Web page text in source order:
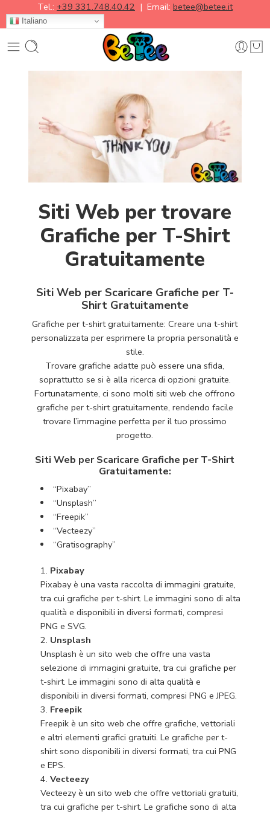
Tel.: +39 331.748.40.42 | Email: betee@betee.it
Italiano
Siti Web per trovare
Grafiche per T-Shirt
Gratuitamente
Siti Web per Scaricare Grafiche per T-
Shirt Gratuitamente
Grafiche per t-shirt gratuitamente: Creare una t-shirt
personalizzata per esprimere la propria personalità e
stile.
Trovare grafiche adatte può essere una sfida,
soprattutto se si è alla ricerca di opzioni gratuite.
Fortunatamente, ci sono molti siti web che offrono
grafiche per t-shirt gratuitamente, rendendo facile
trovare l’immagine perfetta per il tuo prossimo
progetto.
Siti Web per Scaricare Grafiche per T-Shirt
Gratuitamente:
“Pixabay”
“Unsplash”
“Freepik”
“Vecteezy”
“Gratisography”
Pixabay
Pixabay è una vasta raccolta di immagini gratuite,
tra cui grafiche per t-shirt. Le immagini sono di alta
qualità e disponibili in diversi formati, compresi
PNG e SVG.
Unsplash
Unsplash è un sito web che offre una vasta
selezione di immagini gratuite, tra cui grafiche per
t-shirt. Le immagini sono di alta qualità e
disponibili in diversi formati, compresi PNG e JPEG.
Freepik
Freepik è un sito web che offre grafiche, vettoriali
e altri elementi grafici gratuiti. Le grafiche per t-
shirt sono disponibili in diversi formati, tra cui PNG
e EPS.
Vecteezy
Vecteezy è un sito web che offre vettoriali gratuiti,
tra cui grafiche per t-shirt. Le grafiche sono di alta